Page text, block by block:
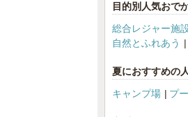
目的別人気おで
総合レジャー施
自然とふれあう
夏におすすめの
キャンプ場
プ